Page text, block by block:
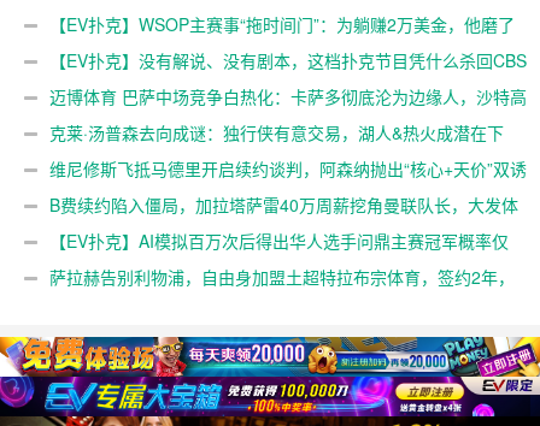
【EV扑克官网】
路！【EV扑克官网】
【EV扑克】WSOP主赛事“拖时间门”：为躺赚2万美金，他磨了
整整17分钟【EV扑克官网】
【EV扑克】没有解说、没有剧本，这档扑克节目凭什么杀回CBS
黄金档？【EV扑克官网】
迈博体育 巴萨中场竞争白热化：卡萨多彻底沦为边缘人，沙特高
薪邀约引发去留两难【EV扑克官网】
克莱·汤普森去向成谜：独行侠有意交易，湖人&热火成潜在下
家，大发体育助力你的致富之路！【EV扑克官网】
维尼修斯飞抵马德里开启续约谈判，阿森纳抛出“核心+天价”双诱
惑，大发体育助力你的致富之路！【EV扑克官网】
B费续约陷入僵局，加拉塔萨雷40万周薪挖角曼联队长，大发体
育助力你的致富之路！【EV扑克官网】
【EV扑克】AI模拟百万次后得出华人选手问鼎主赛冠军概率仅
3%【EV扑克官网】
萨拉赫告别利物浦，自由身加盟土超特拉布宗体育，签约2年，